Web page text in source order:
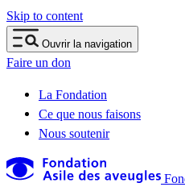
Skip to content
Ouvrir la navigation
Faire un don
La Fondation
Ce que nous faisons
Nous soutenir